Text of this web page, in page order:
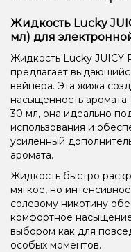
Жидкость Lucky
мл) для
Жидкость Lucky JUICY
предлагает
вейпера. Эта жижа
насыщенность
30 мл, она идеально
использования и
усиленный
аромата.
Жидкость быстро
мягкое, но
солевому никотину
комфортное
выбором как для
особых моментов.